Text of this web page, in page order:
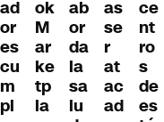
ad
or
es
cu
m
pl
ok
M
ar
ke
tp
la
ab
or
da
la
sa
lu
as
se
r
at
ac
ad
ce
nt
ro
s
de
es